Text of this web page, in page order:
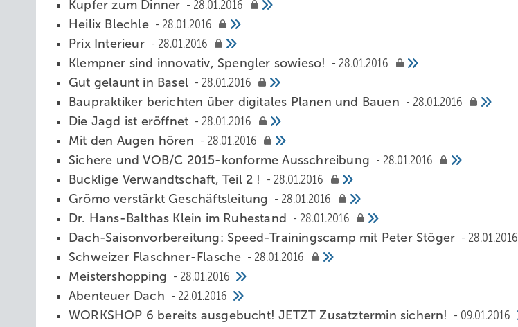
Kupfer zum Dinner
28.01.2016
Heilix Blechle
28.01.2016
Prix Interieur
28.01.2016
Klempner sind innovativ, Spengler sowieso!
28.01.2016
Gut gelaunt in Basel
28.01.2016
Baupraktiker berichten über digitales Planen und Bauen
28.01.2016
Die Jagd ist eröffnet
28.01.2016
Mit den Augen hören
28.01.2016
Sichere und VOB/C 2015-konforme Ausschreibung
28.01.2016
Bucklige Verwandtschaft, Teil 2 !
28.01.2016
Grömo verstärkt Geschäftsleitung
28.01.2016
Dr. Hans-Balthas Klein im Ruhestand
28.01.2016
Dach-Saisonvorbereitung: Speed-Trainingscamp mit Peter Stöger
28.01.2016
Schweizer Flaschner-Flasche
28.01.2016
Meistershopping
28.01.2016
Abenteuer Dach
22.01.2016
WORKSHOP 6 bereits ausgebucht! JETZT Zusatztermin sichern!
09.01.2016